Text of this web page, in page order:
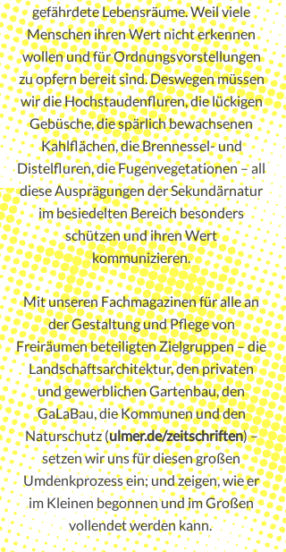
gefährdete Lebensräume. Weil viele
Menschen ihren Wert nicht erkennen
wollen und für Ordnungsvorstellungen
zu opfern bereit sind. Deswegen müssen
wir die Hochstaudenfluren, die lückigen
Gebüsche, die spärlich bewachsenen
Kahlflächen, die Brennessel- und
Distelfluren, die Fugenvegetationen – all
diese Ausprägungen der Sekundärnatur
im besiedelten Bereich besonders
schützen und ihren Wert
kommunizieren.
Mit unseren Fachmagazinen für alle an
der Gestaltung und Pflege von
Freiräumen beteiligten Zielgruppen – die
Landschaftsarchitektur, den privaten
und gewerblichen Gartenbau, den
GaLaBau, die Kommunen und den
Naturschutz (ulmer.de/zeitschriften) –
setzen wir uns für diesen großen
Umdenkprozess ein; und zeigen, wie er
im Kleinen begonnen und im Großen
vollendet werden kann.